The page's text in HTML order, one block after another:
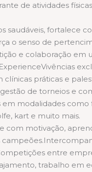
de atividades
saudáveis, fortalece
o senso de
e colaboração em
clínicas práticas e
de torneios e
em modalidades
kart e muito mais.
com motivação,
entre
trabalho em